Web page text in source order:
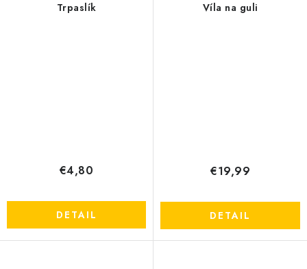
Trpaslík
€4,80
DETAIL
Víla na guli
€19,99
DETAIL